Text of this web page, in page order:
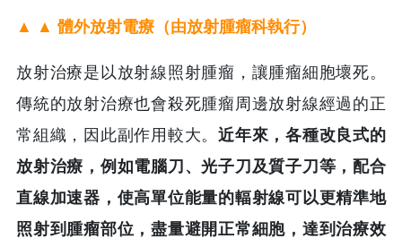
▲ ▲ 體外放射電療（由放射腫瘤科執行）
放射治療是以放射線照射腫瘤，讓腫瘤細胞壞死。
傳統的放射治療也會殺死腫瘤周邊放射線經過的正
常組織，因此副作用較大。近年來，各種改良式的
放射治療，例如電腦刀、光子刀及質子刀等，配合
直線加速器，使高單位能量的輻射線可以更精準地
照射到腫瘤部位，盡量避開正常細胞，達到治療效